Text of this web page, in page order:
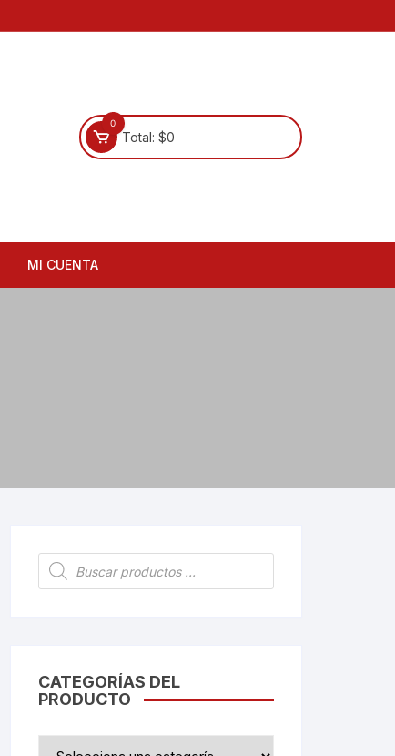
0
Total: $0
MI CUENTA
Búsqueda
de
CATEGORÍAS DEL
PRODUCTO